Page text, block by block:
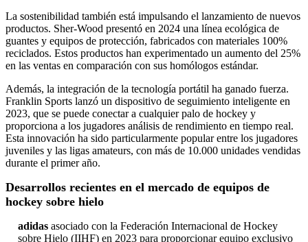
La sostenibilidad también está impulsando el lanzamiento de nuevos
productos. Sher-Wood presentó en 2024 una línea ecológica de
guantes y equipos de protección, fabricados con materiales 100%
reciclados. Estos productos han experimentado un aumento del 25%
en las ventas en comparación con sus homólogos estándar.
Además, la integración de la tecnología portátil ha ganado fuerza.
Franklin Sports lanzó un dispositivo de seguimiento inteligente en
2023, que se puede conectar a cualquier palo de hockey y
proporciona a los jugadores análisis de rendimiento en tiempo real.
Esta innovación ha sido particularmente popular entre los jugadores
juveniles y las ligas amateurs, con más de 10.000 unidades vendidas
durante el primer año.
Desarrollos recientes en el mercado de equipos de
hockey sobre hielo
adidas asociado con la Federación Internacional de Hockey
sobre Hielo (IIHF) en 2023 para proporcionar equipo exclusivo